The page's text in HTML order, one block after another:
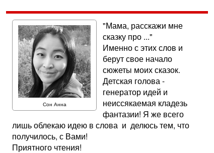
Сон Анна
"Мама, расскажи мне
сказку про ..."
Именно с этих слов и
берут свое начало
сюжеты моих сказок.
Детская голова -
генератор идей и
неиссякаемая кладезь
фантазии! Я же всего
лишь облекаю идею в слова и делюсь тем, что
получилось, с Вами!
Приятного чтения!